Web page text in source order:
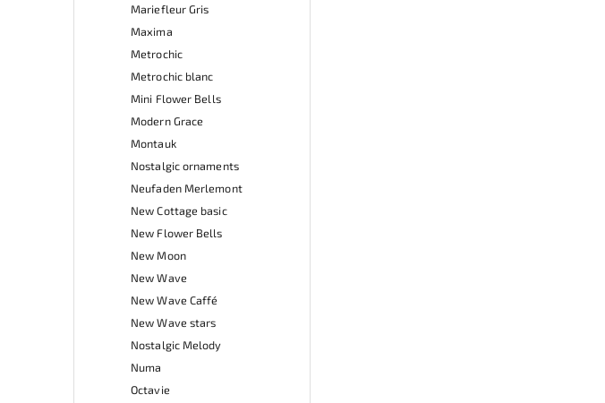
Mariefleur Gris
Maxima
Metrochic
Metrochic blanc
Mini Flower Bells
Modern Grace
Montauk
Nostalgic ornaments
Neufaden Merlemont
New Cottage basic
New Flower Bells
New Moon
New Wave
New Wave Caffé
New Wave stars
Nostalgic Melody
Numa
Octavie